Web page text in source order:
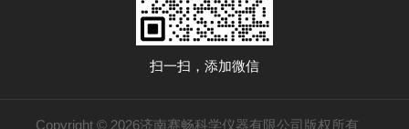
扫一扫，添加微信
Copyright © 2026济南赛畅科学仪器有限公司版权所有